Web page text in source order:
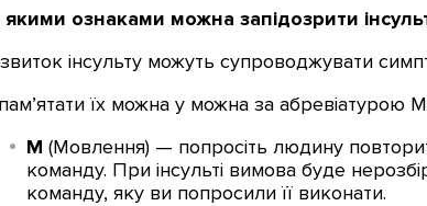
якими ознаками можна запідозрити
інсульту можуть супроводжувати
їх можна у можна за абревіатурою
М (Мовлення) — попросіть людину
команду. При інсульті вимова буде
команду, яку ви попросили її виконати.